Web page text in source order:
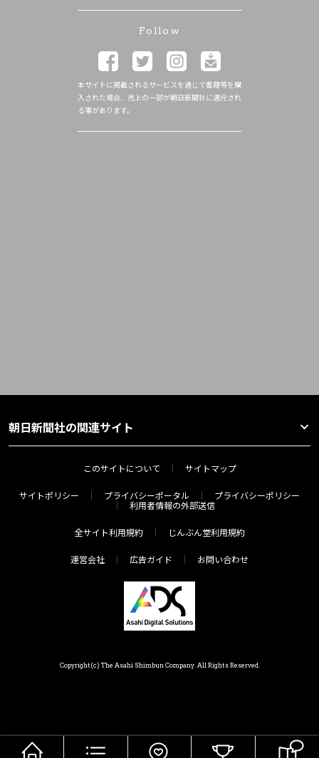
Follow
本サイトに掲載されるサービスを通じて書籍等を購
入された場合、売上の一部が朝日新聞社に還元され
る事があります。
朝日新聞社の関連サイト
このサイトについて サイトマップ
サイトポリシー プライバシーポータル
プライバシーポリシー
利用者情報の外部送信
全サイト利用規約 じんぶん堂利用規約
運営会社 広告ガイド お問い合わせ
Copyright(c) The Asahi Shimbun Company. All Rights Reserved.